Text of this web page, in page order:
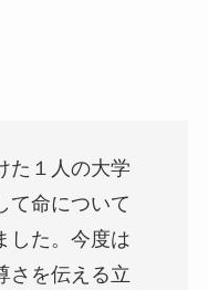
た１人の大学
て命について
した。今度は
さを伝える立